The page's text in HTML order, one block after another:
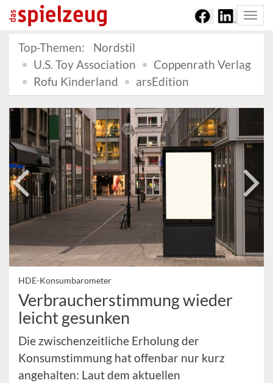
Top-Themen:
Nordstil
U.S. Toy Association
Coppenrath Verlag
Rofu Kinderland
arsEdition
HDE-Konsumbarometer
Verbraucherstimmung wieder
leicht gesunken
Die zwischenzeitliche Erholung der
Konsumstimmung hat offenbar nur kurz
angehalten: Laut dem aktuellen